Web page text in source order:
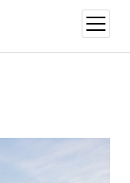
öppna
meny